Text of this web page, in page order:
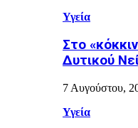
Υγεία
Στο
Δυτικού
7 Αυγούστου,
Υγεία